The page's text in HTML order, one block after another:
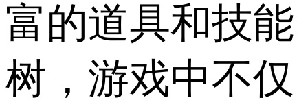
富的道具和技能
树，游戏中不仅